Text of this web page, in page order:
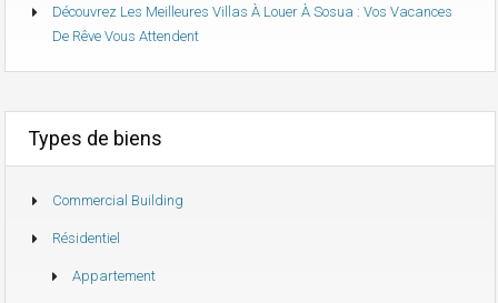
Découvrez Les Meilleures Villas À Louer À Sosua : Vos Vacances
De Rêve Vous Attendent
Types de biens
Commercial Building
Résidentiel
Appartement